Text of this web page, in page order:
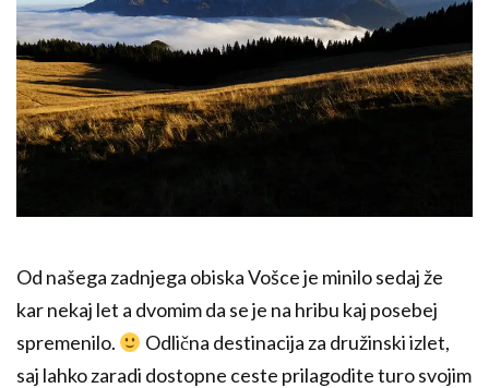
Od našega zadnjega obiska Vošce je minilo sedaj že
kar nekaj let a dvomim da se je na hribu kaj posebej
spremenilo.
Odlična destinacija za družinski izlet,
saj lahko zaradi dostopne ceste prilagodite turo svojim